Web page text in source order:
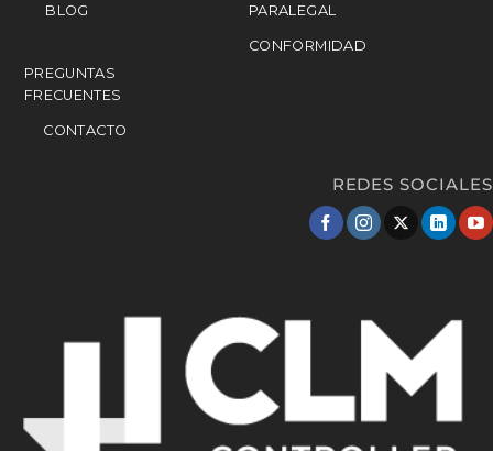
BLOG
PREGUNTAS
FRECUENTES
CONTACTO
PARALEGAL
CONFORMIDAD
REDES SOCIALES